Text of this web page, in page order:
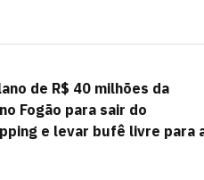
de R$ 40 milhões da
Fogão para sair do
e levar bufê livre para